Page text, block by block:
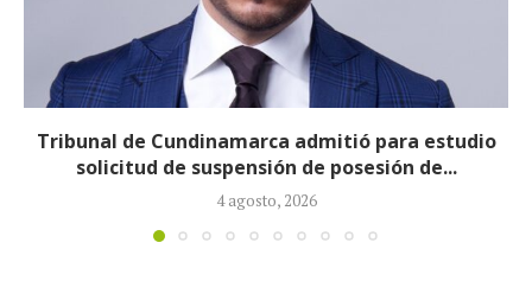
Reducirán afiliados de la Nueva EPS: propuesta de
la ministra de Salud...
3 agosto, 2026